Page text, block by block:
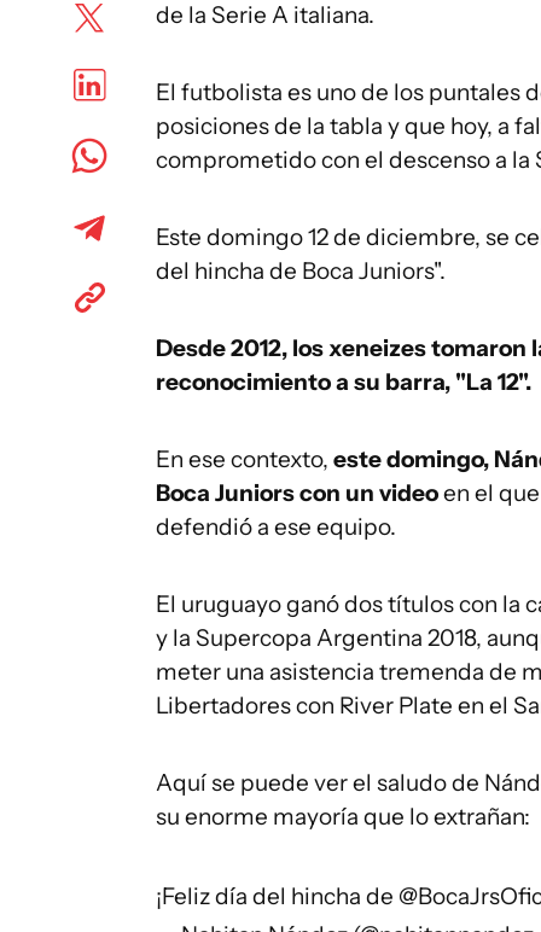
de la Serie A italiana.
El futbolista es uno de los puntales
posiciones de la tabla y que hoy, a
comprometido con el descenso a la
Este domingo 12 de diciembre, se
del hincha de Boca Juniors".
Desde 2012, los xeneizes tomaron
reconocimiento a su barra, "La 12".
En ese contexto, este domingo,
Boca Juniors con un videoen el
defendió a ese equipo.
El uruguayo ganó dos títulos con la
y la Supercopa Argentina 2018,
meter una asistencia tremenda de
Libertadores con River Plate en el
Aquí se puede ver el saludo de
su enorme mayoría que lo extrañan:
¡Feliz día del hincha de